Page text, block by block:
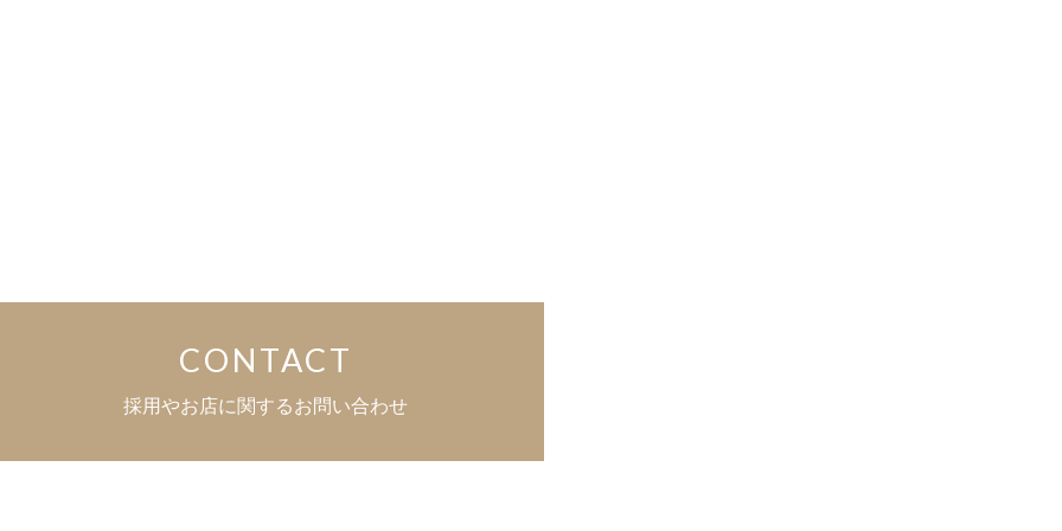
CONTACT
採用やお店に関するお問い合わせ